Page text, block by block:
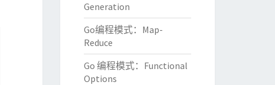
Generation
Go编程模式：Map-
Reduce
Go 编程模式：Functional
Options